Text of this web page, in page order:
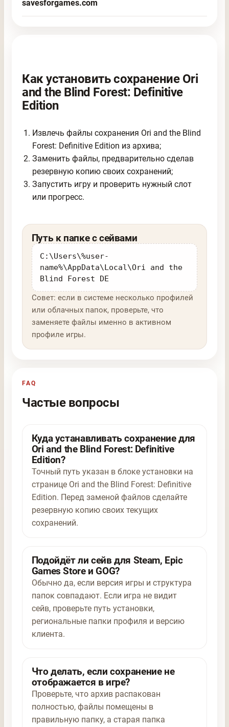
savesforgames.com
Как установить сохранение Ori
and the Blind Forest: Definitive
Edition
Извлечь файлы сохранения Ori and the Blind
Forest: Definitive Edition из архива;
Заменить файлы, предварительно сделав
резервную копию своих сохранений;
Запустить игру и проверить нужный слот
или прогресс.
Путь к папке с сейвами
C:\Users\%user-
name%\AppData\Local\Ori and the
Blind Forest DE
Совет: если в системе несколько профилей
или облачных папок, проверьте, что
заменяете файлы именно в активном
профиле игры.
FAQ
Частые вопросы
Куда устанавливать сохранение для
Ori and the Blind Forest: Definitive
Edition?
Точный путь указан в блоке установки на
странице Ori and the Blind Forest: Definitive
Edition. Перед заменой файлов сделайте
резервную копию своих текущих
сохранений.
Подойдёт ли сейв для Steam, Epic
Games Store и GOG?
Обычно да, если версия игры и структура
папок совпадают. Если игра не видит
сейв, проверьте путь установки,
региональные папки профиля и версию
клиента.
Что делать, если сохранение не
отображается в игре?
Проверьте, что архив распакован
полностью, файлы помещены в
правильную папку, а старая папка